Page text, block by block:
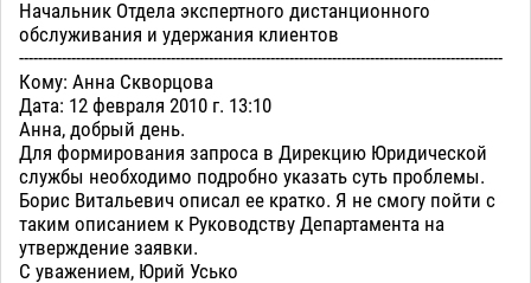
Начальник Отдела экспертного дистанционного
обслуживания и удержания клиентов
------------------------------------------------------------------------------------------------------
Кому: Анна Скворцова
Дата: 12 февраля 2010 г. 13:10
Анна, добрый день.
Для формирования запроса в Дирекцию Юридической
службы необходимо подробно указать суть проблемы.
Борис Витальевич описал ее кратко. Я не смогу пойти с
таким описанием к Руководству Департамента на
утверждение заявки.
С уважением, Юрий Усько